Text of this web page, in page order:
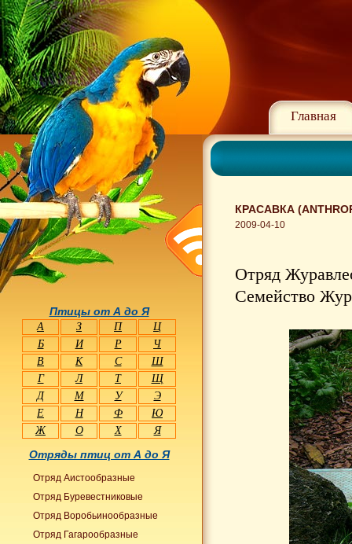
Главная
КРАСАВКА
2009-04-10
Отряд
Семейство
Птицы от А до Я
А З П
Ц
Б
И Р
Ч
В
К С
Ш
Г
Л Т
Щ
Д
М У
Э
Е
Н Ф
Ю
Ж
О Х Я
Отряды птиц от А до Я
Отряд Аистообразные
Отряд Буревестниковые
Отряд Воробьинообразные
Отряд Гагарообразные